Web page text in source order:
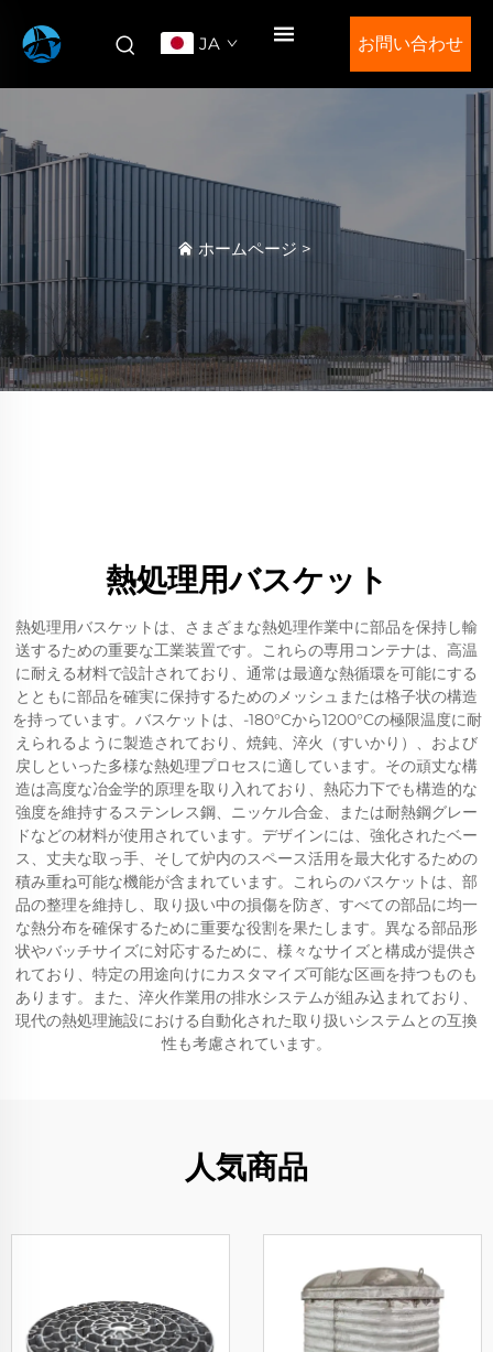
JA お問い合わせ
ホームページ >
熱処理用バスケット
熱処理用バスケットは、さまざまな熱処理作業中に部品を保持し輸
送するための重要な工業装置です。これらの専用コンテナは、高温
に耐える材料で設計されており、通常は最適な熱循環を可能にする
とともに部品を確実に保持するためのメッシュまたは格子状の構造
を持っています。バスケットは、-180°Cから1200°Cの極限温度に耐
えられるように製造されており、焼鈍、淬火（すいかり）、および
戻しといった多様な熱処理プロセスに適しています。その頑丈な構
造は高度な冶金学的原理を取り入れており、熱応力下でも構造的な
強度を維持するステンレス鋼、ニッケル合金、または耐熱鋼グレー
ドなどの材料が使用されています。デザインには、強化されたベー
ス、丈夫な取っ手、そして炉内のスペース活用を最大化するための
積み重ね可能な機能が含まれています。これらのバスケットは、部
品の整理を維持し、取り扱い中の損傷を防ぎ、すべての部品に均一
な熱分布を確保するために重要な役割を果たします。異なる部品形
状やバッチサイズに対応するために、様々なサイズと構成が提供さ
れており、特定の用途向けにカスタマイズ可能な区画を持つものも
あります。また、淬火作業用の排水システムが組み込まれており、
現代の熱処理施設における自動化された取り扱いシステムとの互換
性も考慮されています。
人気商品